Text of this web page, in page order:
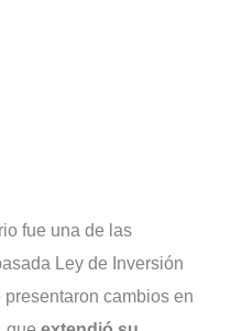
fue una de las
Ley de Inversión
cambios en